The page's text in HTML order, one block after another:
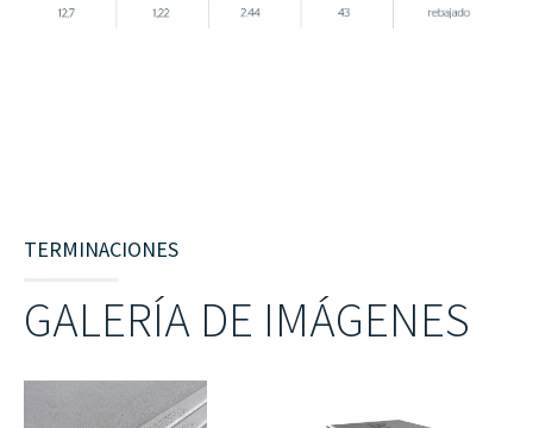
TERMINACIONES
GALERÍA DE IMÁGENES